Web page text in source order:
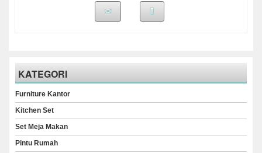
KATEGORI
Furniture Kantor
Kitchen Set
Set Meja Makan
Pintu Rumah